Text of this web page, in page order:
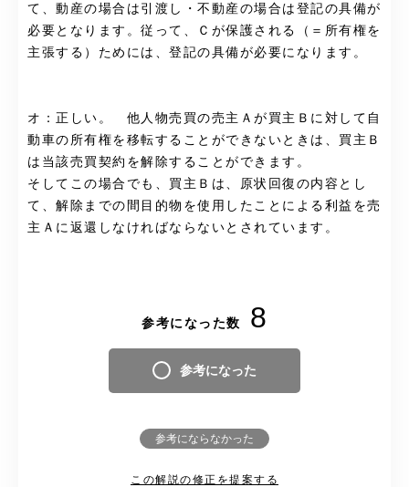
て、動産の場合は引渡し・不動産の場合は登記の具備が
必要となります。従って、Ｃが保護される（＝所有権を
主張する）ためには、登記の具備が必要になります。
オ：正しい。 他人物売買の売主Ａが買主Ｂに対して自
動車の所有権を移転することができないときは、買主Ｂ
は当該売買契約を解除することができます。
そしてこの場合でも、買主Ｂは、原状回復の内容とし
て、解除までの間目的物を使用したことによる利益を売
主Ａに返還しなければならないとされています。
参考になった数 8
参考になった
参考にならなかった
この解説の修正を提案する